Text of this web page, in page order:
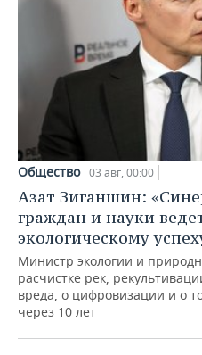
Общество 03 авг, 00:00
Азат Зиганшин:
граждан и науки
экологическому
Министр экологии и
расчистке рек,
вреда, о цифровизации и о
через 10 лет